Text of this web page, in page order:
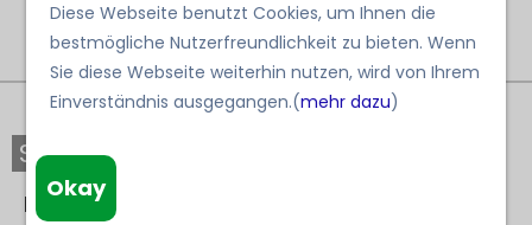
Diese Webseite benutzt Cookies, um Ihnen die
bestmögliche Nutzerfreundlichkeit zu bieten. Wenn
Sie diese Webseite weiterhin nutzen, wird von Ihrem
Einverständnis ausgegangen.(mehr dazu)
Okay
Menü >>
Schöne und gepflegte Hände
Maniküre: